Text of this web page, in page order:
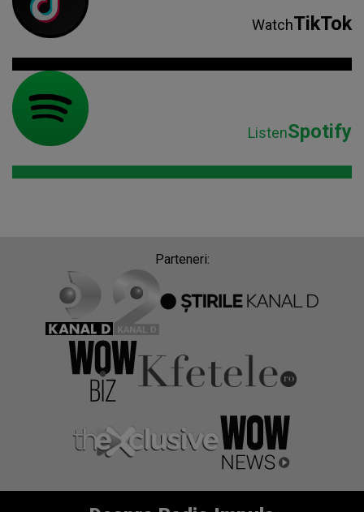
WatchTikTok
ListenSpotify
Parteneri: